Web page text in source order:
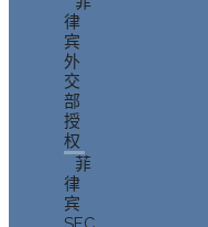
律
宾
外
交
部
授
权
菲
律
宾